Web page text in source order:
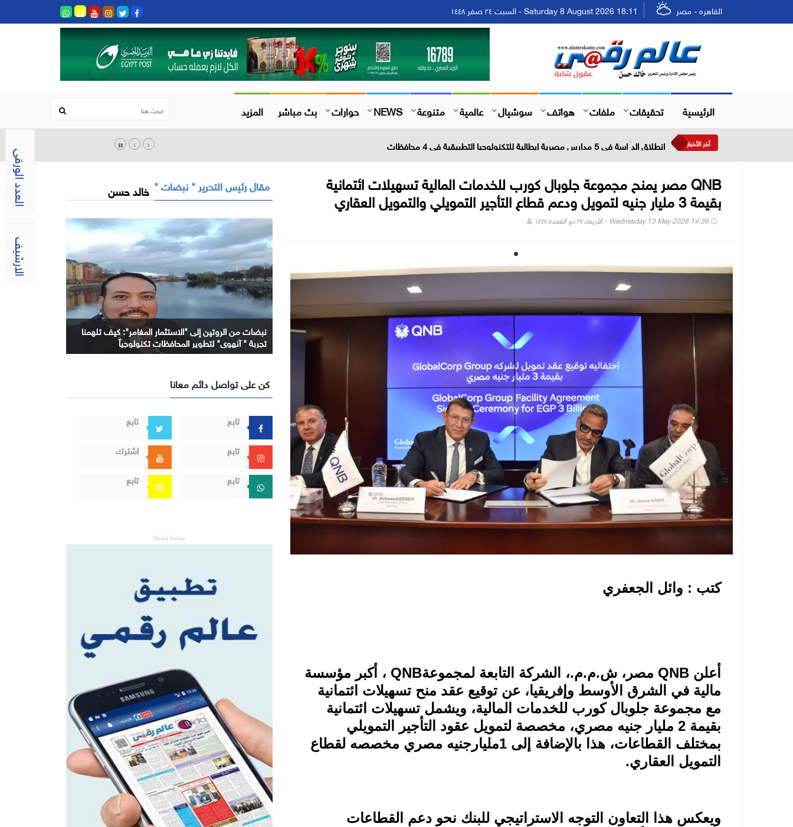
العدد الورقى
الارشيف
القاهره - مصر Saturday 8 August 2026 18:11 - السبت ٢٤ صفر ١٤٤٨
الرئيسية تحقيقات ملفات هواتف سوشيال عالمية متنوعة NEWS حوارات بث مباشر المزيد
أخر الأخبار انطلاق الدراسة فى 5 مدارس مصرية إيطالية للتكنولوجيا التطبيقية في 4 محافظات
QNB مصر يمنح مجموعة جلوبال كورب للخدمات المالية تسهيلات ائتمانية
بقيمة 3 مليار جنيه لتمويل ودعم قطاع التأجير التمويلي والتمويل العقاري
Wednesday 13 May 2026 14:36 - الأربعاء ٢٧ ذو القعدة ١٤٤٧
كتب : وائل الجعفري
أعلن QNB مصر، ش.م.م.، الشركة التابعة لمجموعةQNB ، أكبر مؤسسة
مالية في الشرق الأوسط وإفريقيا، عن توقيع عقد منح تسهيلات ائتمانية
مع مجموعة جلوبال كورب للخدمات المالية، ويشمل تسهيلات ائتمانية
بقيمة 2 مليار جنيه مصري، مخصصة لتمويل عقود التأجير التمويلي
بمختلف القطاعات، هذا بالإضافة إلى 1مليارجنيه مصري مخصصه لقطاع
التمويل العقاري.
ويعكس هذا التعاون التوجه الاستراتيجي للبنك نحو دعم القطاعات
مقال رئيس التحرير " نبضات " خالد حسن
نبضات من الروتين إلى "الاستثمار المغامر": كيف تلهمنا
تجربة " آنهوي" لتطوير المحافظات تكنولوجياً
كن على تواصل دائم معانا
تابع
تابع
تابع
اشترك
تابع
تابع
مساحة إعلانية